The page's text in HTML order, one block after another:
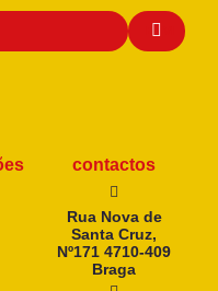
contactos
Rua Nova de
Santa Cruz,
Nº171 4710-409
Braga